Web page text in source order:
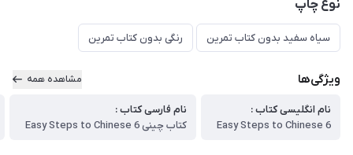
نوع چاپ
سیاه سفید بدون کتاب تمرین رنگی بدون کتاب تمرین
ویژگی‌ها مشاهده همه
نام انگلیسی کتاب :
Easy Steps to Chinese 6
نام فارسی کتاب :
کتاب چینی Easy Steps to Chinese 6